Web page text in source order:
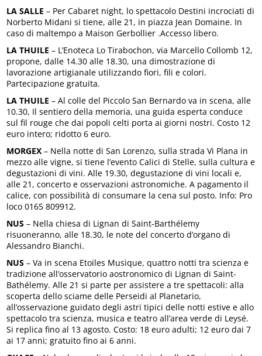
LA SALLE – Per Cabaret night, lo spettacolo Destini incrociati di
Norberto Midani si tiene, alle 21, in piazza Jean Domaine. In
caso di maltempo a Maison Gerbollier .Accesso libero.
LA THUILE – L’Enoteca Lo Tirabochon, via Marcello Collomb 12,
propone, dalle 14.30 alle 18.30, una dimostrazione di
lavorazione artigianale utilizzando fiori, fili e colori.
Partecipazione gratuita.
LA THUILE – Al colle del Piccolo San Bernardo va in scena, alle
10.30, Il sentiero della memoria, una guida esperta conduce
sul fil rouge che dai popoli celti porta ai giorni nostri. Costo 12
euro intero; ridotto 6 euro.
MORGEX – Nella notte di San Lorenzo, sulla strada Vi Plana in
mezzo alle vigne, si tiene l’evento Calici di Stelle, sulla cultura e
degustazioni di vini. Alle 19.30, degustazione di vini locali e,
alle 21, concerto e osservazioni astronomiche. A pagamento il
calice, con possibilità di consumare la cena sul posto. Info: Pro
loco 0165 809912.
NUS – Nella chiesa di Lignan di Saint-Barthélemy
risuoneranno, alle 18.30, le note del concerto d’organo di
Alessandro Bianchi.
NUS – Va in scena Etoiles Musique, quattro notti tra scienza e
tradizione all’osservatorio aostronomico di Lignan di Saint-
Bathélemy. Alle 21 si parte per assistere a tre spettacoli: alla
scoperta dello sciame delle Perseidi al Planetario,
all’osservazione guidato degli astri tipici delle notti estive e allo
spettacolo tra scienza, musica e teatro all’area verde di Leysé.
Si replica fino al 13 agosto. Costo: 18 euro adulti; 12 euro dai 7
ai 17 anni; gratuito fino ai 6 anni.